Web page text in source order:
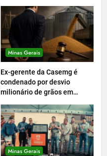
Minas Gerais
Ex-gerente da Casemg é
condenado por desvio
milionário de grãos em
Minas Gerais